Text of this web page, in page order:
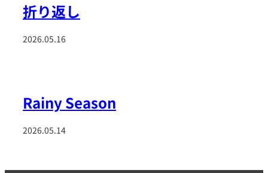
折り返し
2026.05.16
Rainy Season
2026.05.14